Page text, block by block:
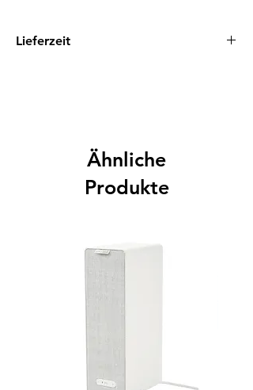
Lieferzeit
Ähnliche
Produkte